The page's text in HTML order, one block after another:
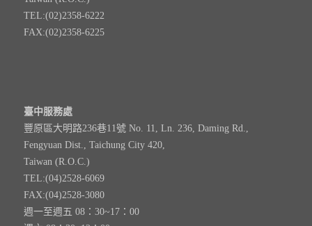
TEL:(02)2358-6222
FAX:(02)2358-6225
臺中服務處
豐原區大明路236巷11號 No. 11, Ln. 236, Daming Rd.,
Fengyuan Dist., Taichung City 420,
Taiwan (R.O.C.)
TEL:(04)2528-6069
FAX:(04)2528-3080
週一至週五 08：30~17：00